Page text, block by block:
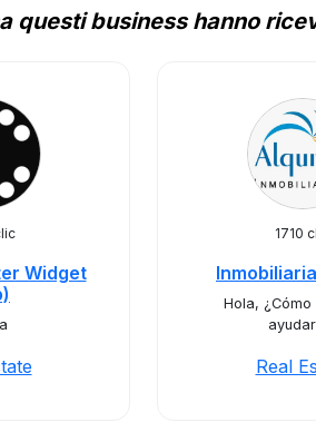
questi business hanno
Widget
1710
Hola,
Real